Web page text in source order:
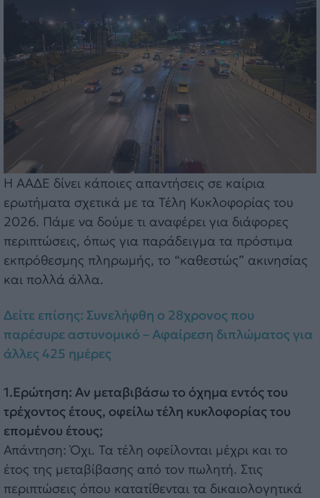
Η ΑΑΔΕ δίνει κάποιες απαντήσεις σε καίρια
ερωτήματα σχετικά με τα Τέλη Κυκλοφορίας του
2026. Πάμε να δούμε τι αναφέρει για διάφορες
περιπτώσεις, όπως για παράδειγμα τα πρόστιμα
εκπρόθεσμης πληρωμής, το “καθεστώς” ακινησίας
και πολλά άλλα.
Δείτε επίσης: Συνελήφθη ο 28χρονος που
παρέσυρε αστυνομικό – Αφαίρεση διπλώματος για
άλλες 425 ημέρες
1.Ερώτηση: Αν μεταβιβάσω το όχημα εντός του
τρέχοντος έτους, οφείλω τέλη κυκλοφορίας του
επομένου έτους;
Απάντηση: Όχι. Τα τέλη οφείλονται μέχρι και το
έτος της μεταβίβασης από τον πωλητή. Στις
περιπτώσεις όπου κατατίθενται τα δικαιολογητικά